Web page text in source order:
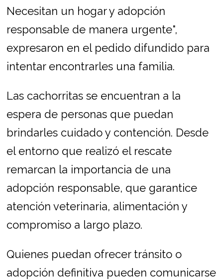
Necesitan un hogar y adopción
responsable de manera urgente",
expresaron en el pedido difundido para
intentar encontrarles una familia.
Las cachorritas se encuentran a la
espera de personas que puedan
brindarles cuidado y contención. Desde
el entorno que realizó el rescate
remarcan la importancia de una
adopción responsable, que garantice
atención veterinaria, alimentación y
compromiso a largo plazo.
Quienes puedan ofrecer tránsito o
adopción definitiva pueden comunicarse